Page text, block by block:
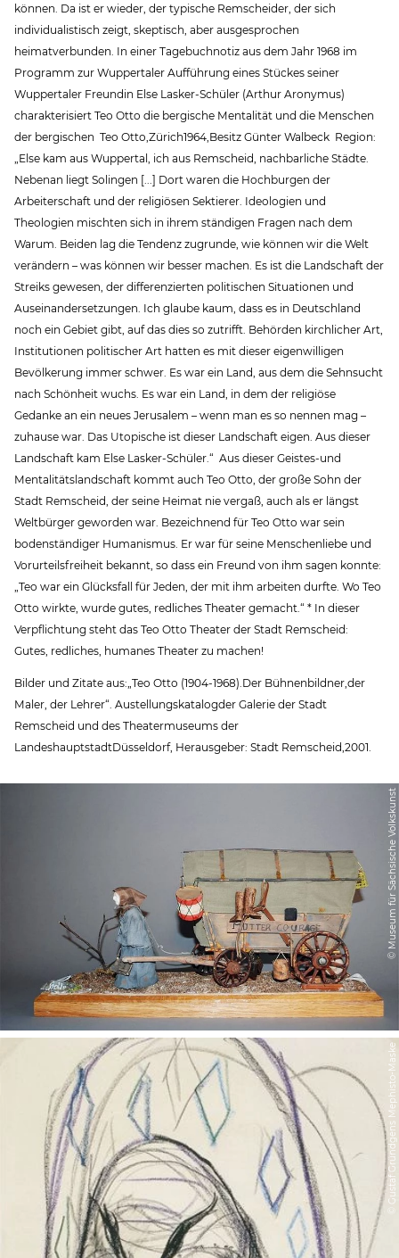
können. Da ist er wieder, der typische Remscheider, der sich
individualistisch zeigt, skeptisch, aber ausgesprochen
heimatverbunden. In einer Tagebuchnotiz aus dem Jahr 1968 im
Programm zur Wuppertaler Aufführung eines Stückes seiner
Wuppertaler Freundin Else Lasker-Schüler (Arthur Aronymus)
charakterisiert Teo Otto die bergische Mentalität und die Menschen
der bergischen Teo Otto,Zürich1964,Besitz Günter Walbeck Region:
„Else kam aus Wuppertal, ich aus Remscheid, nachbarliche Städte.
Nebenan liegt Solingen [...] Dort waren die Hochburgen der
Arbeiterschaft und der religiösen Sektierer. Ideologien und
Theologien mischten sich in ihrem ständigen Fragen nach dem
Warum. Beiden lag die Tendenz zugrunde, wie können wir die Welt
verändern – was können wir besser machen. Es ist die Landschaft der
Streiks gewesen, der differenzierten politischen Situationen und
Auseinandersetzungen. Ich glaube kaum, dass es in Deutschland
noch ein Gebiet gibt, auf das dies so zutrifft. Behörden kirchlicher Art,
Institutionen politischer Art hatten es mit dieser eigenwilligen
Bevölkerung immer schwer. Es war ein Land, aus dem die Sehnsucht
nach Schönheit wuchs. Es war ein Land, in dem der religiöse
Gedanke an ein neues Jerusalem – wenn man es so nennen mag –
zuhause war. Das Utopische ist dieser Landschaft eigen. Aus dieser
Landschaft kam Else Lasker-Schüler.“ Aus dieser Geistes-und
Mentalitätslandschaft kommt auch Teo Otto, der große Sohn der
Stadt Remscheid, der seine Heimat nie vergaß, auch als er längst
Weltbürger geworden war. Bezeichnend für Teo Otto war sein
bodenständiger Humanismus. Er war für seine Menschenliebe und
Vorurteilsfreiheit bekannt, so dass ein Freund von ihm sagen konnte:
„Teo war ein Glücksfall für Jeden, der mit ihm arbeiten durfte. Wo Teo
Otto wirkte, wurde gutes, redliches Theater gemacht.“ * In dieser
Verpflichtung steht das Teo Otto Theater der Stadt Remscheid:
Gutes, redliches, humanes Theater zu machen!
Bilder und Zitate aus:„Teo Otto (1904-1968).Der Bühnenbildner,der
Maler, der Lehrer“. Austellungskatalogder Galerie der Stadt
Remscheid und des Theatermuseums der
LandeshauptstadtDüsseldorf, Herausgeber: Stadt Remscheid,2001.
© Museum für Sächsische Volkskunst
© Gustaf Gründgens Mephisto-Maske